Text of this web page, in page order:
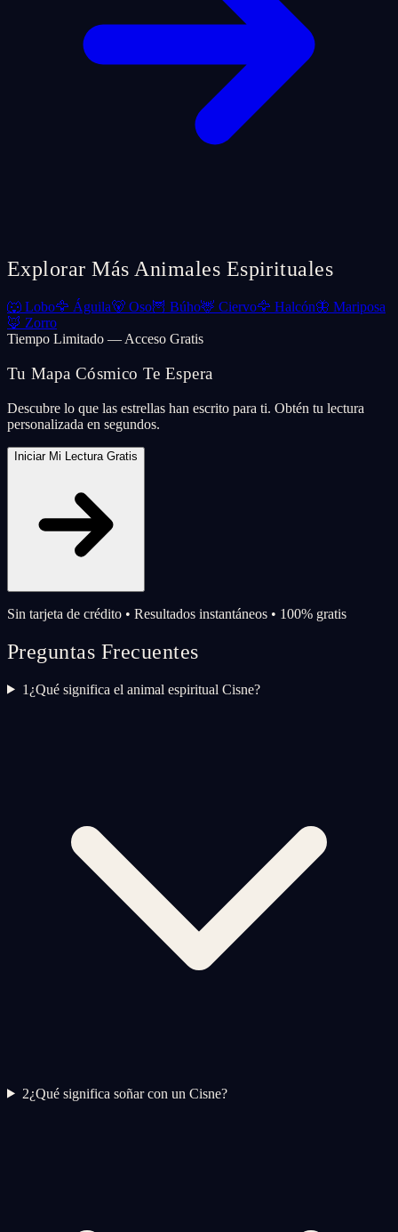
Explorar Más Animales Espirituales
🐺 Lobo🦅 Águila🐻 Oso🦉 Búho🦌 Ciervo🦅 Halcón🦋 Mariposa
🦊 Zorro
Tiempo Limitado — Acceso Gratis
Tu Mapa Cósmico Te Espera
Descubre lo que las estrellas han escrito para ti. Obtén tu lectura
personalizada en segundos.
Iniciar Mi Lectura Gratis
Sin tarjeta de crédito • Resultados instantáneos • 100% gratis
Preguntas Frecuentes
1 ¿Qué significa el animal espiritual Cisne?
2¿Qué significa soñar con un Cisne?